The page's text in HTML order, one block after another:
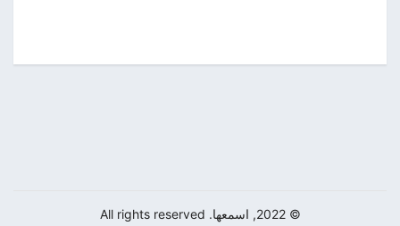
© 2022, اسمعها. All rights reserved